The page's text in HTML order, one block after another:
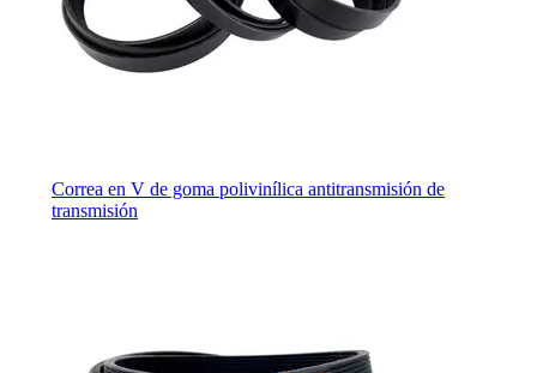
Correa en V de goma polivinílica antitransmisión de
transmisión